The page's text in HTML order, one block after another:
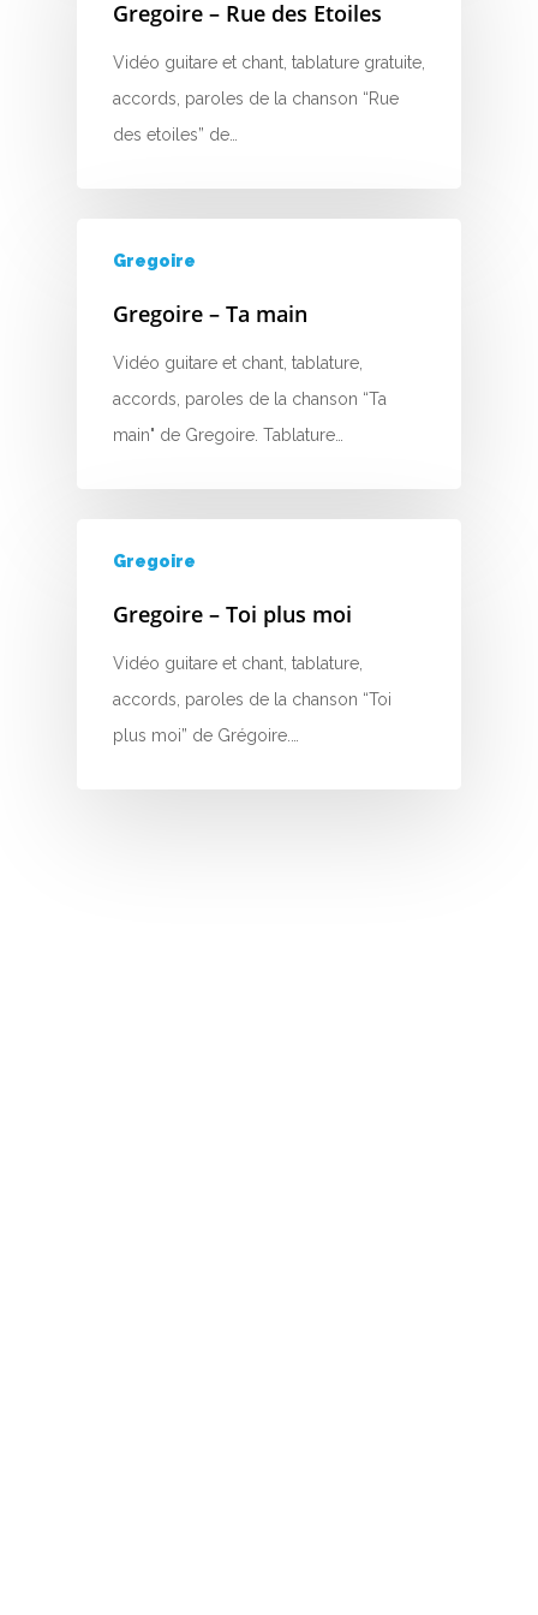
Gregoire – Rue des Etoiles
Vidéo guitare et chant, tablature gratuite,
accords, paroles de la chanson “Rue
des etoiles” de…
Gregoire
Gregoire – Ta main
Vidéo guitare et chant, tablature,
accords, paroles de la chanson “Ta
main" de Gregoire. Tablature…
Gregoire
Gregoire – Toi plus moi
Vidéo guitare et chant, tablature,
accords, paroles de la chanson “Toi
plus moi” de Grégoire.…
M
N
P
T
U
W
X
Y